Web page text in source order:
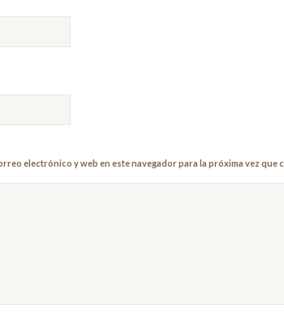
electrónico y web en este navegador para la próxima vez que